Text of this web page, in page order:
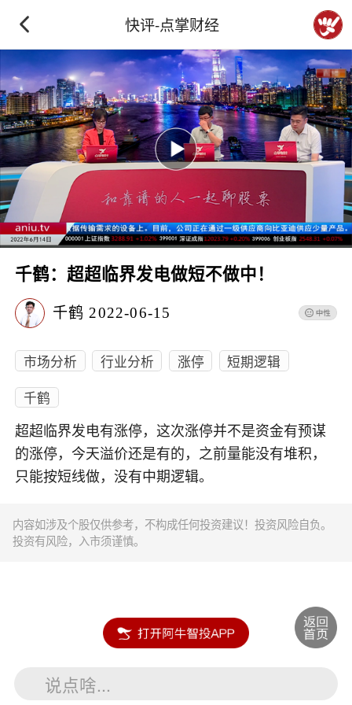
快评-点掌财经
千鹤：超超临界发电做短不做中！
千鹤 2022-06-15
市场分析 行业分析 涨停
短期逻辑
千鹤
超超临界发电有涨停，这次涨停并不是资金有预谋
的涨停，今天溢价还是有的，之前量能没有堆积，
只能按短线做，没有中期逻辑。
内容如涉及个股仅供参考，不构成任何投资建议！投资风险自负。
投资有风险，入市须谨慎。
说点啥...